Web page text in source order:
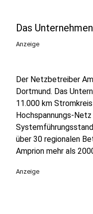
Das
Anzeige
Der Netzbetreiber
Dortmund. Das
11.000 km
Hochspannungs-
über 30 regionalen
Amprion mehr als
Anzeige